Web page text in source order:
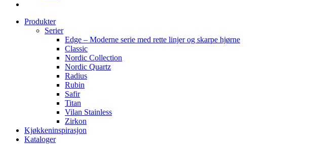
Produkter
Serier
Edge – Moderne serie med rette linjer og skarpe hjørne
Classic
Nordic Collection
Nordic Quartz
Radius
Rubin
Safir
Titan
Vilan Stainless
Zirkon
Kjøkkeninspirasjon
Kataloger